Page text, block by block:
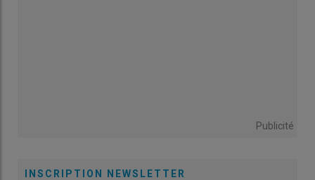
Publicité
INSCRIPTION NEWSLETTER